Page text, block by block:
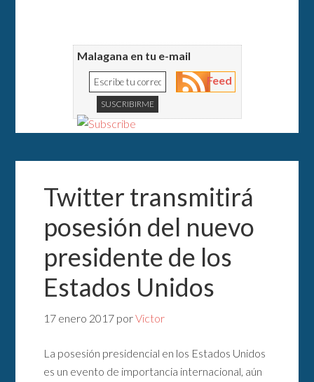
Malagana en tu e-mail
Feed
Twitter transmitirá
posesión del nuevo
presidente de los
Estados Unidos
17 enero 2017 porVictor
La posesión presidencial en los Estados Unidos
es un evento de importancia internacional, aún